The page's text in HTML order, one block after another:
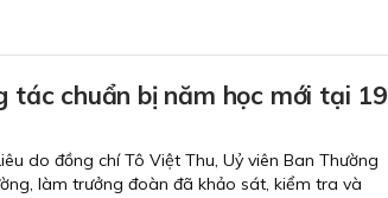
tác chuẩn bị năm học mới tại 19
do đồng chí Tô Việt Thu, Uỷ viên Ban Thường
làm trưởng đoàn đã khảo sát, kiểm tra và